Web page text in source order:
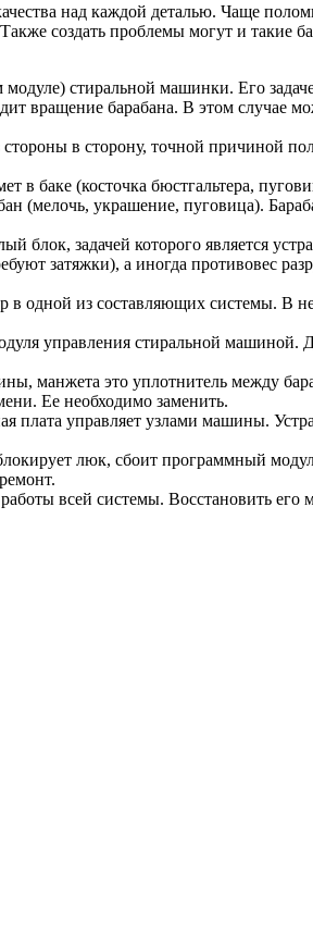
над каждой деталью. Чаще
создать проблемы могут и такие
стиральной машинки. Его
вращение барабана. В этом случае
в сторону, точной причиной
баке (косточка бюстгальтера,
(мелочь, украшение, пуговица).
задачей которого является
затяжки), а иногда противовес
одной из составляющих системы. В
управления стиральной машиной.
манжета это уплотнитель между
Ее необходимо заменить.
плата управляет узлами машины.
люк, сбоит программный
всей системы. Восстановить